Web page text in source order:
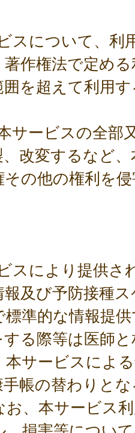
について、利
作権法で定め
を超えて利用
ービスの全部
改変するなど
の他の権利を
スにより提供さ
及び予防接種
準的な情報提
る際等は医師
サービスによ
帳の替わりと
、本サービス